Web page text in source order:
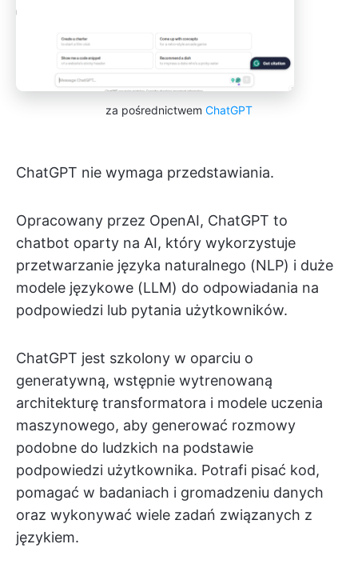
za pośrednictwem ChatGPT
ChatGPT nie wymaga przedstawiania.
Opracowany przez OpenAI, ChatGPT to
chatbot oparty na AI, który wykorzystuje
przetwarzanie języka naturalnego (NLP) i duże
modele językowe (LLM) do odpowiadania na
podpowiedzi lub pytania użytkowników.
ChatGPT jest szkolony w oparciu o
generatywną, wstępnie wytrenowaną
architekturę transformatora i modele uczenia
maszynowego, aby generować rozmowy
podobne do ludzkich na podstawie
podpowiedzi użytkownika. Potrafi pisać kod,
pomagać w badaniach i gromadzeniu danych
oraz wykonywać wiele zadań związanych z
językiem.